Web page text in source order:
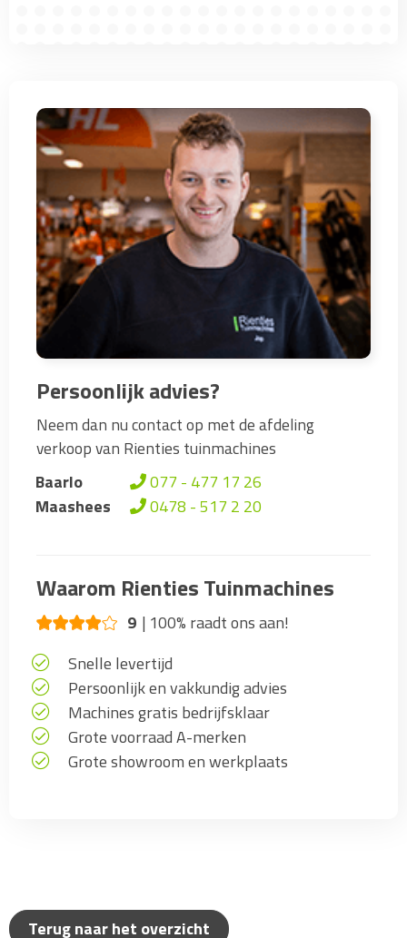
Persoonlijk advies?
Neem dan nu contact op met de afdeling
verkoop van Rienties tuinmachines
Baarlo
077 - 477 17 26
Maashees
0478 - 517 2 20
Waarom Rienties Tuinmachines
9 100% raadt ons aan!
Snelle levertijd
Persoonlijk en vakkundig advies
Machines gratis bedrijfsklaar
Grote voorraad A-merken
Grote showroom en werkplaats
Terug naar het overzicht